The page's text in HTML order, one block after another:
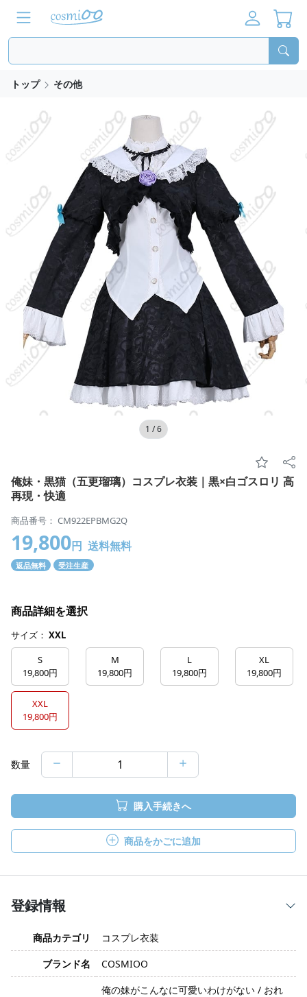
トップ その他
1 /6
俺妹・黒猫（五更瑠璃）コスプレ衣装｜黒×白ゴスロリ 高
再現・快適
商品番号： CM922EPBMG2Q
19,800円 送料無料
返品無料 受注生産
商品詳細を選択
サイズ： XXL
S
19,800円
M
19,800円
L
19,800円
XL
19,800円
XXL
19,800円
数量
購入手続きへ
商品をかごに追加
登録情報
商品カテゴリ
コスプレ衣装
ブランド名
COSMIOO
俺の妹がこんなに可愛いわけがない / おれ